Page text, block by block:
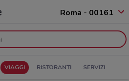
Roma - 00161
VIAGGI RISTORANTI SERVIZI